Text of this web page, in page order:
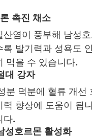
촉진 채소
염이 풍부해 남성
발기력과 성욕도
먹을 수 있습니다.
대 강자
분 덕분에 혈류 개
향상에 도움이 됩
다.
성호르몬 활성화